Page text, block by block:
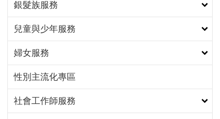
男人的心聲說出來―年紀越小、未婚，對生育有較多
驛站可以提供男性管道去抒發負面情緒、壓力及擔
意讓男性能夠向其訴說心中的擔憂，最重要的就是
「夫妻溝通」，夫妻溝通不是遇到事情才溝通，而是
享、傾聽、聊天。平常有互動，當真正遇到事情時，
銀髮族服務
兒童與少年服務
婦女服務
性別主流化專區
社會工作師服務